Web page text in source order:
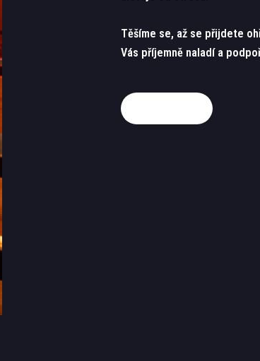
Těšíme se, až se přijdete
Vás příjemně naladí a